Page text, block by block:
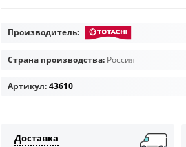
Производитель:
Страна производства: Россия
Артикул:43610
Доставка